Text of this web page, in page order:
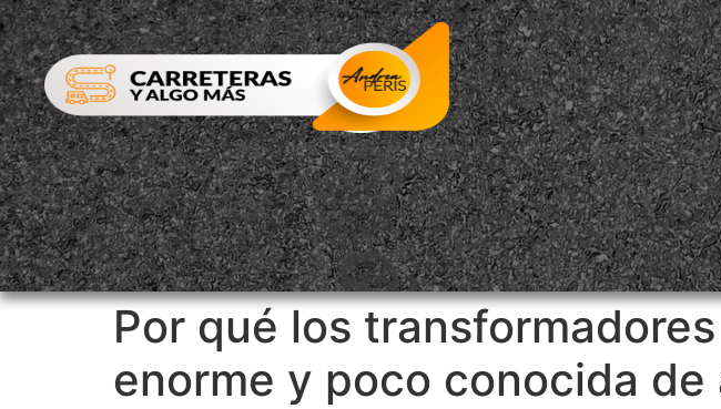
Por qué los
enorme y poco conocida de